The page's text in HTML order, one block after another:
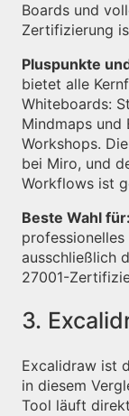
Boards und
Zertifizierung
Pluspunkte
bietet alle
Whiteboards:
Mindmaps
Workshops.
bei Miro, und
Workflows ist
Beste Wahl für:
ausschließlich
27001-
3.
Excalidraw ist
in diesem
Tool läuft